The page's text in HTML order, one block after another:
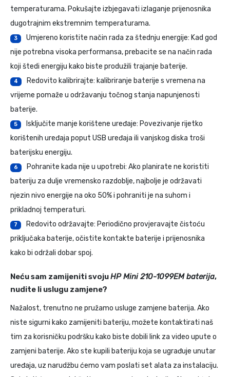
temperaturama. Pokušajte izbjegavati izlaganje prijenosnika
dugotrajnim ekstremnim temperaturama.
3
Umjereno koristite način rada za štednju energije: Kad god
nije potrebna visoka performansa, prebacite se na način rada
koji štedi energiju kako biste produžili trajanje baterije.
4
Redovito kalibrirajte: kalibriranje baterije s vremena na
vrijeme pomaže u održavanju točnog stanja napunjenosti
baterije.
5
Isključite manje korištene uređaje: Povezivanje rijetko
korištenih uređaja poput USB uređaja ili vanjskog diska troši
baterijsku energiju.
6
Pohranite kada nije u upotrebi: Ako planirate ne koristiti
bateriju za dulje vremensko razdoblje, najbolje je održavati
njezin nivo energije na oko 50% i pohraniti je na suhom i
prikladnoj temperaturi.
7
Redovito održavajte: Periodično provjeravajte čistoću
priključaka baterije, očistite kontakte baterije i prijenosnika
kako bi održali dobar spoj.
Neću sam zamijeniti svojuHP Mini 210-1099EM baterija,
nudite li uslugu zamjene?
Nažalost, trenutno ne pružamo usluge zamjene baterija. Ako
niste sigurni kako zamijeniti bateriju, možete kontaktirati naš
tim za korisničku podršku kako biste dobili link za video upute o
zamjeni baterije. Ako ste kupili bateriju koja se ugrađuje unutar
uređaja, uz narudžbu ćemo vam poslati set alata za instalaciju.